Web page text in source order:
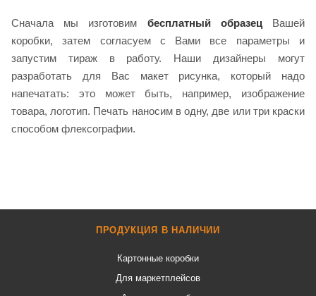
Сначала мы изготовим бесплатный образецВашей
коробки, затем согласуем с Вами все параметры и
запустим тираж в работу. Наши дизайнеры могут
разработать для Вас макет рисунка, который надо
напечатать: это может быть, например, изображение
товара, логотип. Печать наносим в одну, две или три краски
способом флексографии.
ПРОДУКЦИЯ В НАЛИЧИИ
Картонные коробки
Для маркетплейсов